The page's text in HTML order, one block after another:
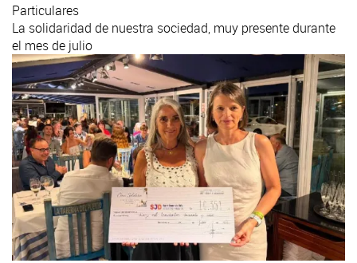
Particulares
La solidaridad de nuestra sociedad, muy presente durante
el mes de julio